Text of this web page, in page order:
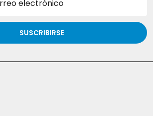
SUSCRIBIRSE